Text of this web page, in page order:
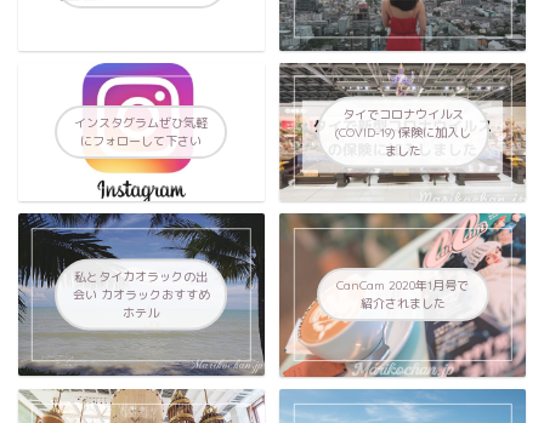
インスタグラムぜひ気軽
にフォローして下さい
タイでコロナウイルス
(COVID-19) 保険に加入し
ました
私とタイカオラックの出
会い カオラックおすすめ
ホテル
CanCam 2020年1月号で
紹介されました